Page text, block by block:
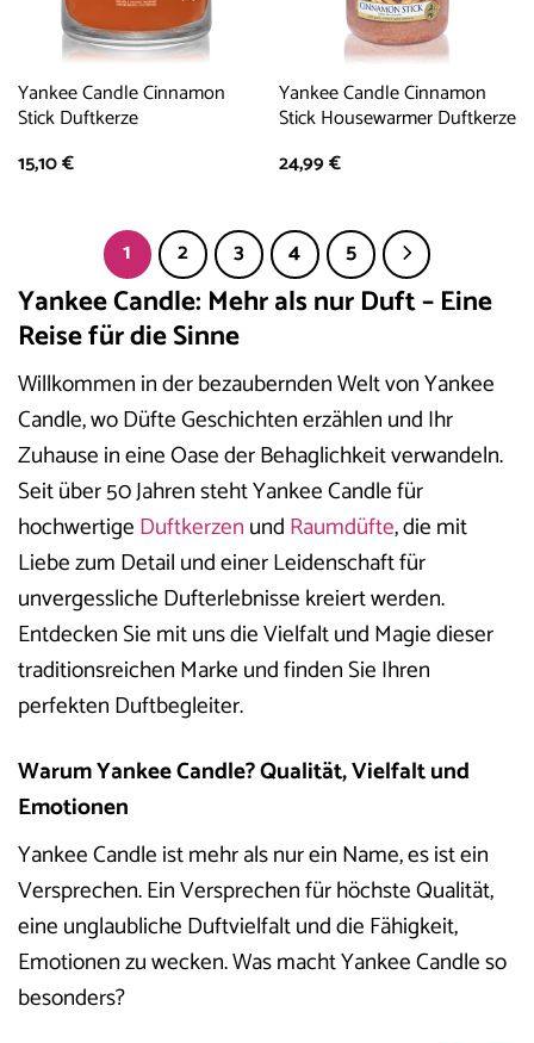
Yankee Candle Cinnamon
Stick Duftkerze
15,10€
Yankee Candle Cinnamon
Stick Housewarmer Duftkerze
24,99€
1 2 3 4 5
Yankee Candle: Mehr als nur Duft – Eine
Reise für die Sinne
Willkommen in der bezaubernden Welt von Yankee
Candle, wo Düfte Geschichten erzählen und Ihr
Zuhause in eine Oase der Behaglichkeit verwandeln.
Seit über 50 Jahren steht Yankee Candle für
hochwertigeDuftkerzenundRaumdüfte, die mit
Liebe zum Detail und einer Leidenschaft für
unvergessliche Dufterlebnisse kreiert werden.
Entdecken Sie mit uns die Vielfalt und Magie dieser
traditionsreichen Marke und finden Sie Ihren
perfekten Duftbegleiter.
Warum Yankee Candle? Qualität, Vielfalt und
Emotionen
Yankee Candle ist mehr als nur ein Name, es ist ein
Versprechen. Ein Versprechen für höchste Qualität,
eine unglaubliche Duftvielfalt und die Fähigkeit,
Emotionen zu wecken. Was macht Yankee Candle so
besonders?